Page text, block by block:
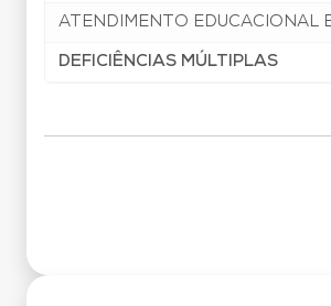
ATENDIMENTO EDUCACIONAL
DEFICIÊNCIAS MÚLTIPLAS